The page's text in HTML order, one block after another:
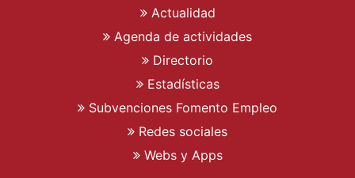
Actualidad
Agenda de actividades
Directorio
Estadísticas
Subvenciones Fomento Empleo
Redes sociales
Webs y Apps